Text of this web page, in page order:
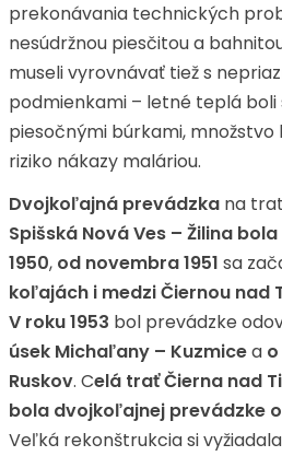
prekonávania technických
nesúdržnou piesčitou a
museli vyrovnávať tiež s
podmienkami – letné teplá boli
piesočnými búrkami,
riziko nákazy maláriou.
Dvojkoľajná prevádzka na
Spišská Nová Ves – Žilina
1950, od novembra 1951 sa
koľajách i medzi Čiernou nad
V roku 1953 bol prevádzke
úsek Michaľany – Kuzmicea
Ruskov. Celá trať Čierna nad
bola dvojkoľajnej prevádzke
Veľká rekonštrukcia si